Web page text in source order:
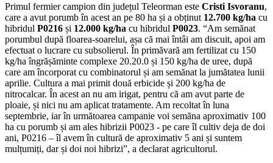
Primul fermier campion din județul Teleorman este Cristi Isvoranu,
care a avut porumb în acest an pe 80 ha și a obținut 12.700 kg/ha cu
hibridul P0216 și 12.000 kg/ha cu hibridul P0023. “Am semănat
porumbul după floarea-soarelui, așa că mai întâi am discuit, apoi am
efectuat o lucrare cu subsolierul. În primăvară am fertilizat cu 150
kg/ha îngrășăminte complexe 20.20.0 și 150 kg/ha de uree, după
care am încorporat cu combinatorul și am semănat la jumătatea lunii
aprilie. Cultura a mai primit două erbicide și 200 kg/ha de
nitrocalcar. În acest an nu am irigat, pentru că am avut parte de
ploaie, și nici nu am aplicat tratamente. Am recoltat în luna
septembrie, iar în următoarea campanie voi semăna aproximativ 100
ha cu porumb și am ales hibrizii P0023 - pe care îl cultiv deja de doi
ani, P0216 – îl avem în cultură de aproximativ 5 ani și suntem
mulțumiți, dar și doi noi hibrizi”, a declarat agricultorul.